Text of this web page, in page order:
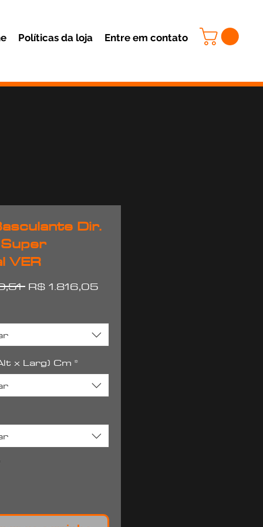
Políticas da loja Entre em contato
Dir.
VER
Preço
R$ 1.816,05Preço
x Larg) Cm *